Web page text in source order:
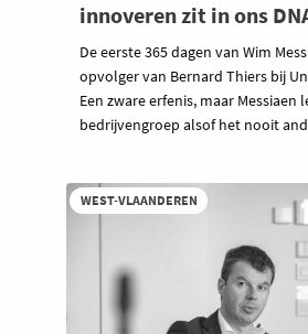
innoveren zit in ons
De eerste 365 dagen van Wim
opvolger van Bernard Thiers bij
Een zware erfenis, maar Messiaen
bedrijvengroep alsof het nooit
WEST-VLAANDEREN